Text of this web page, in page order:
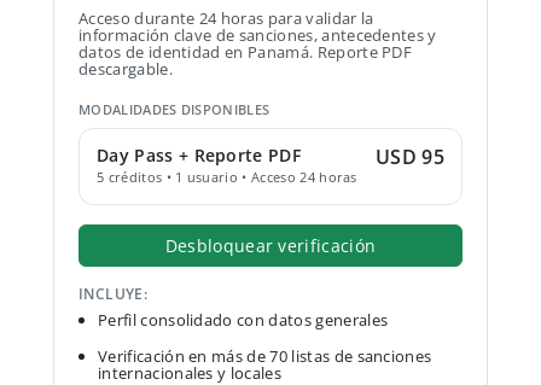
Acceso durante 24 horas para validar la
información clave de sanciones, antecedentes y
datos de identidad en Panamá. Reporte PDF
descargable.
MODALIDADES DISPONIBLES
Day Pass + Reporte PDF
5 créditos • 1 usuario • Acceso 24 horas
USD 95
Desbloquear verificación
INCLUYE:
Perfil consolidado con datos generales
Verificación en más de 70 listas de sanciones
internacionales y locales